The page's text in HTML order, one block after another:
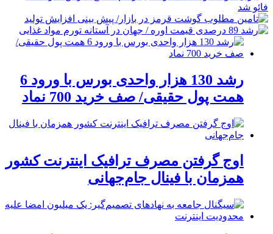
رشد 130 هزار واحدی بورس با ورود 6
همت پول حقیقی/ صف خرید 700 نماد
اوج گرفتن مصرف ترافیک اینترنت کشور
همزمان با فینال جام‌جهانی